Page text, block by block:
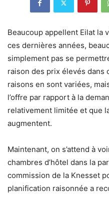
Beaucoup appellent Eilat la
ces dernières années,
simplement pas se
raison des prix élevés dans
raisons en sont variées,
l’offre par rapport à la
relativement limitée et que
augmentent.
Maintenant, on s’attend à
chambres d’hôtel dans la
commission de la Knesset
planification raisonnée a